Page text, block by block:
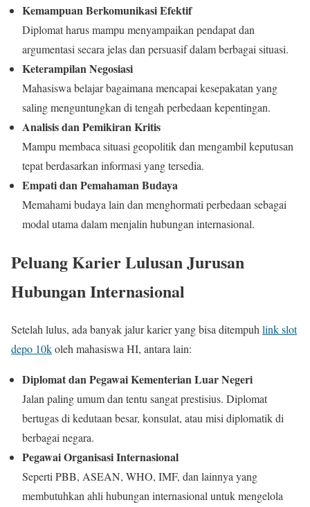
Kemampuan Berkomunikasi Efektif
Diplomat harus mampu menyampaikan pendapat dan
argumentasi secara jelas dan persuasif dalam berbagai situasi.
Keterampilan Negosiasi
Mahasiswa belajar bagaimana mencapai kesepakatan yang
saling menguntungkan di tengah perbedaan kepentingan.
Analisis dan Pemikiran Kritis
Mampu membaca situasi geopolitik dan mengambil keputusan
tepat berdasarkan informasi yang tersedia.
Empati dan Pemahaman Budaya
Memahami budaya lain dan menghormati perbedaan sebagai
modal utama dalam menjalin hubungan internasional.
Peluang Karier Lulusan Jurusan
Hubungan Internasional
Setelah lulus, ada banyak jalur karier yang bisa ditempuh link slot
depo 10koleh mahasiswa HI, antara lain:
Diplomat dan Pegawai Kementerian Luar Negeri
Jalan paling umum dan tentu sangat prestisius. Diplomat
bertugas di kedutaan besar, konsulat, atau misi diplomatik di
berbagai negara.
Pegawai Organisasi Internasional
Seperti PBB, ASEAN, WHO, IMF, dan lainnya yang
membutuhkan ahli hubungan internasional untuk mengelola